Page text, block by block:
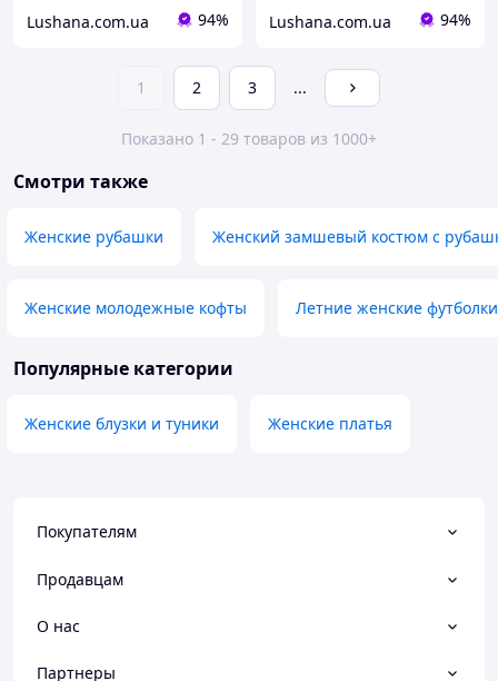
Lushana.com.ua 94% Lushana.com.ua 94%
1 2 3 ...
Показано 1 - 29 товаров из 1000+
Смотри также
Женские рубашки Женский замшевый костюм с
Женские молодежные кофты Летние женские футболки
Популярные категории
Женские блузки и туники Женские платья
Покупателям
Продавцам
О нас
Партнеры